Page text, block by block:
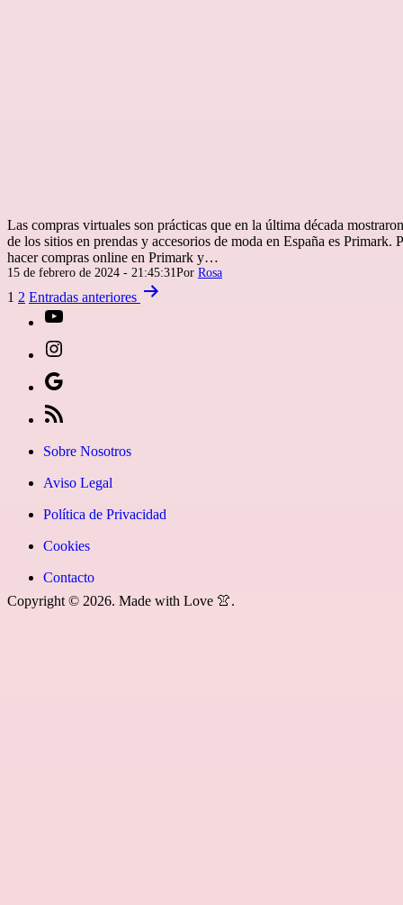
Las compras virtuales son prácticas que en la última década
de los sitios en prendas y accesorios de moda en España es Primark.
hacer compras online en Primark y…
Publicada
15 de febrero de 2024 - 21:45:31Por Rosa
Paginación
entradas
1 2 Entradas anteriores
Copyright © 2026. Made with Love 👚.
instagram»]
fa-
youtube»]
Google
News
icon
icon=»fa
fa-
rss»]
Sobre Nosotros
Aviso Legal
Política de Privacidad
Cookies
Contacto